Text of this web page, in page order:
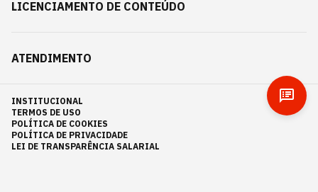
LICENCIAMENTO DE CONTEÚDO
ATENDIMENTO
INSTITUCIONAL
TERMOS DE USO
POLÍTICA DE COOKIES
POLÍTICA DE PRIVACIDADE
LEI DE TRANSPARÊNCIA SALARIAL